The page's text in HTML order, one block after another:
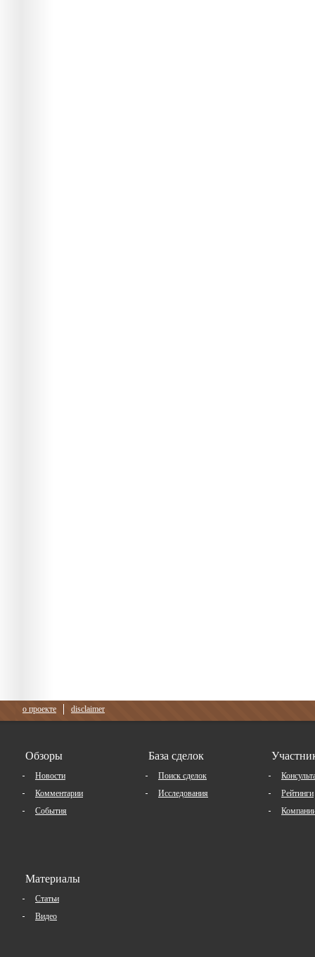
о проекте disclaimer
Обзоры
Новости
Комментарии
События
База сделок
Поиск сделок
Исследования
Рейтинги
Материалы
Статьи
Видео